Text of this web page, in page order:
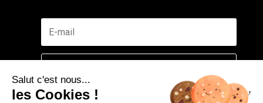
Salut c'est nous...
les Cookies !